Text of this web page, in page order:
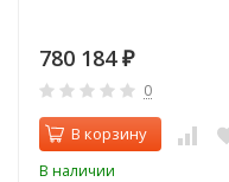
780 184 ₽
0
В корзину
В наличии